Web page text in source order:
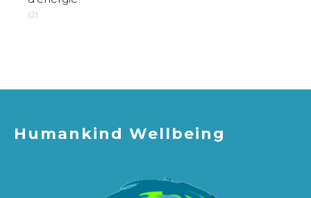
(2)
Humankind Wellbeing